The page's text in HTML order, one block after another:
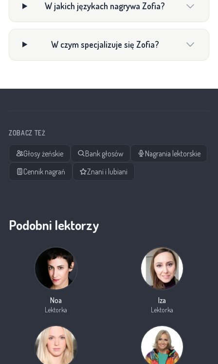
W jakich językach nagrywa Zofia?
W czym specjalizuje się Zofia?
ZOBACZ TEŻ
Głosy żeńskie Bank głosów
Nagrania lektorskie
Cennik nagrań
Znani i lubiani
Podobni lektorzy
Noa
Lektorka
Iza
Lektorka